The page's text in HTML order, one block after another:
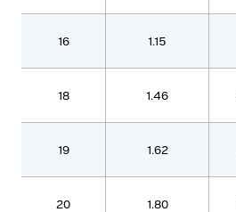
16 1.15
18 1.46
19 1.62
20 1.80